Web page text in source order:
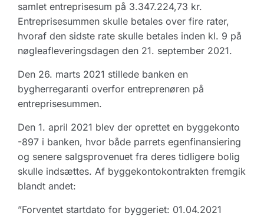
samlet entreprisesum på 3.347.224,73 kr.
Entreprisesummen skulle betales over fire rater,
hvoraf den sidste rate skulle betales inden kl. 9 på
nøgleafleveringsdagen den 21. september 2021.
Den 26. marts 2021 stillede banken en
bygherregaranti overfor entreprenøren på
entreprisesummen.
Den 1. april 2021 blev der oprettet en byggekonto
-897 i banken, hvor både parrets egenfinansiering
og senere salgsprovenuet fra deres tidligere bolig
skulle indsættes. Af byggekontokontrakten fremgik
blandt andet:
”Forventet startdato for byggeriet: 01.04.2021